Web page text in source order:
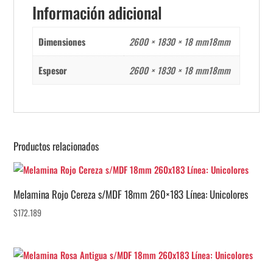
Información adicional
Dimensiones 2600 × 1830 × 18 mm18mm
Espesor 2600 × 1830 × 18 mm18mm
Productos relacionados
Melamina Rojo Cereza s/MDF 18mm 260×183 Línea: Unicolores
$172.189